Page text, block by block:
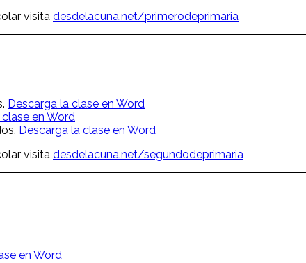
visita desdelacuna.net/primerodeprimaria
Descarga la clase en Word
en Word
Descarga la clase en Word
visita desdelacuna.net/segundodeprimaria
en Word